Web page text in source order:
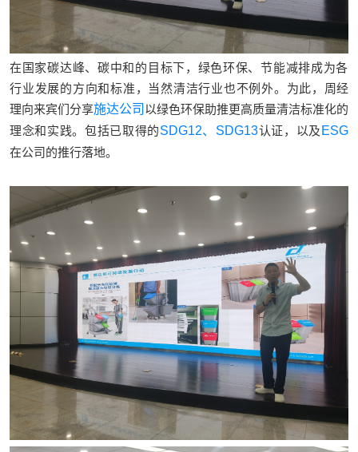
在国家碳达峰、碳中和的目标下，绿色环保、节能减排成为各
行业发展的方向和标准，当然清洁行业也不例外。为此， 周经
理向来宾们分享施达公司 以绿色环保助推更高质量清洁标准化的
理念和实践。包括已取得的SDG12、SDG13认证，以及 ESG
在公司的推行落地。